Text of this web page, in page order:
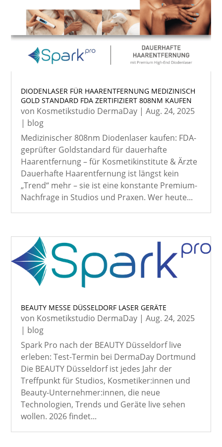
DIODENLASER FÜR HAARENTFERNUNG MEDIZINISCH
GOLD STANDARD FDA ZERTIFIZIERT 808NM KAUFEN
von Kosmetikstudio DermaDay |Aug. 24, 2025
| blog
Medizinischer 808nm Diodenlaser kaufen: FDA-
geprüfter Goldstandard für dauerhafte
Haarentfernung – für Kosmetikinstitute & Ärzte
Dauerhafte Haarentfernung ist längst kein
„Trend“ mehr – sie ist eine konstante Premium-
Nachfrage in Studios und Praxen. Wer heute...
BEAUTY MESSE DÜSSELDORF LASER GERÄTE
von Kosmetikstudio DermaDay |Aug. 24, 2025
| blog
Spark Pro nach der BEAUTY Düsseldorf live
erleben: Test-Termin bei DermaDay Dortmund
Die BEAUTY Düsseldorf ist jedes Jahr der
Treffpunkt für Studios, Kosmetiker:innen und
Beauty-Unternehmer:innen, die neue
Technologien, Trends und Geräte live sehen
wollen. 2026 findet...